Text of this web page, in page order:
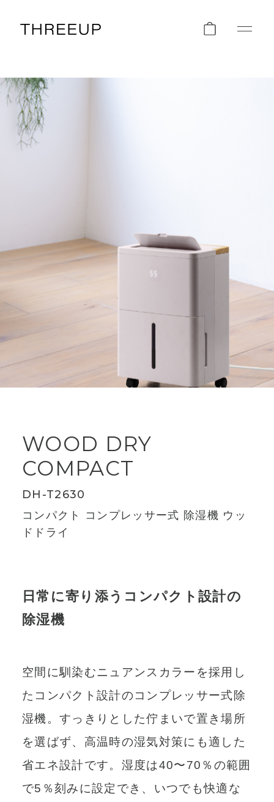
WOOD DRY
COMPACT
DH-T2630
コンパクト コンプレッサー式 除湿機 ウッ
ドドライ
日常に寄り添うコンパクト設計の
除湿機
空間に馴染むニュアンスカラーを採用し
たコンパクト設計のコンプレッサー式除
湿機。すっきりとした佇まいで置き場所
を選ばず、高温時の湿気対策にも適した
省エネ設計です。湿度は40〜70％の範囲
で5％刻みに設定でき、いつでも快適な